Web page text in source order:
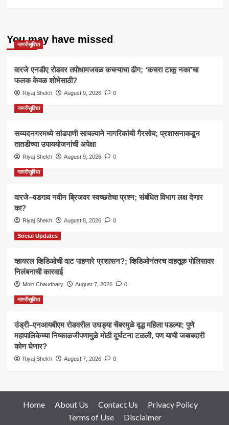
You may have missed
नागरीसुविधा
वारजे एनडीए रोडवर तपोधामजवळ कचऱ्याचा ढीग; ‘कचरा टाकू नका’चा
फलक केवळ शोभेसाठी?
Riyaj Shekh August 9, 2026 0
नागरीसुविधा
सय्यदनगरमध्ये सांडपाणी साचल्याने नागरिकांची गैरसोय; प्रशासनाकडून
तातडीच्या उपाययोजनांची अपेक्षा
Riyaj Shekh August 9, 2026 0
नागरीसुविधा
वारजे–वडगाव नवीन ब्रिजवर स्वच्छतेचा प्रश्न; संबंधित विभाग लक्ष देणार
का?
Riyaj Shekh August 8, 2026 0
Social Updates
व्हायरल व्हिडिओची वाट पाहणारे प्रशासन?; व्हिडिओनंतरच वाहतूक पोलिसावर
निलंबनाची कारवाई
Moin Chaudhary August 7, 2026 0
नागरीसुविधा
उंड्री–एनआयबीएम रोडवरील उघड्या चेंबरमुळे वृद्ध महिला पडल्या; पुणे
महापालिकेच्या निष्काळजीपणामुळे मोठी दुर्घटना टळली, पण याची जबाबदारी
कोण घेणार?
Riyaj Shekh August 7, 2026 0
Home About Us Contact Us
Privacy Policy
Terms of Use
Disclaimer